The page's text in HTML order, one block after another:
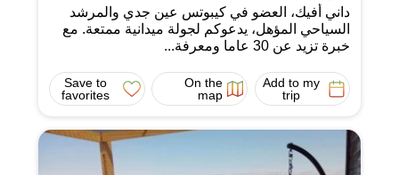
داني أفيك، العضو في كيبوتس عين جدي والمرشد
السياحي المؤهل، يدعوكم لجولة ميدانية ممتعة. مع
خبرة تزيد عن 30 عاما ومعرفة...
Add to my
trip
On the
map
Save to
favorites